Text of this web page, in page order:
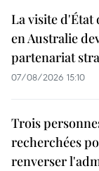
La visite d'État
en Australie
partenariat
07/08/2026 15:10
Trois
recherchées
renverser